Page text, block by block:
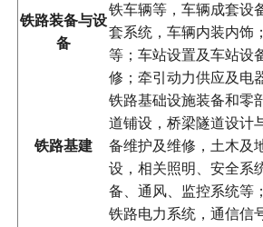
铁路装备与设
备
铁车辆等，车辆成套设
套系统，车辆内装内饰
等；车站设置及车站设
修；牵引动力供应及电
铁路基建
铁路基础设施装备和零
道铺设，桥梁隧道设计
备维护及维修，土木及
设，相关照明、安全系
备、通风、监控系统等；
铁路电力系统，通信信